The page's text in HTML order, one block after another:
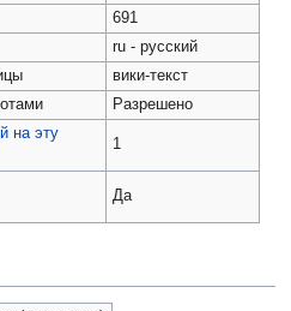
691
ru - русский
вики-текст
Разрешено
на эту
1
Да